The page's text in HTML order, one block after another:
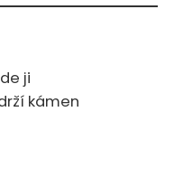
ji
kámen